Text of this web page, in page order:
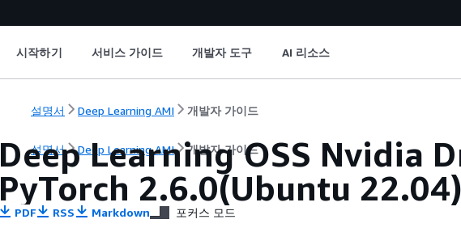
시작하기 서비스 가이드 개발자 도구 AI 리소스
설명서 Deep Learning AMI 개발자 가이드
설명서 Deep Learning AMI 개발자 가이드
Deep Learning OSS Nvidia
PyTorch 2.6.0(Ubuntu
PDF RSS Markdown 포커스 모드